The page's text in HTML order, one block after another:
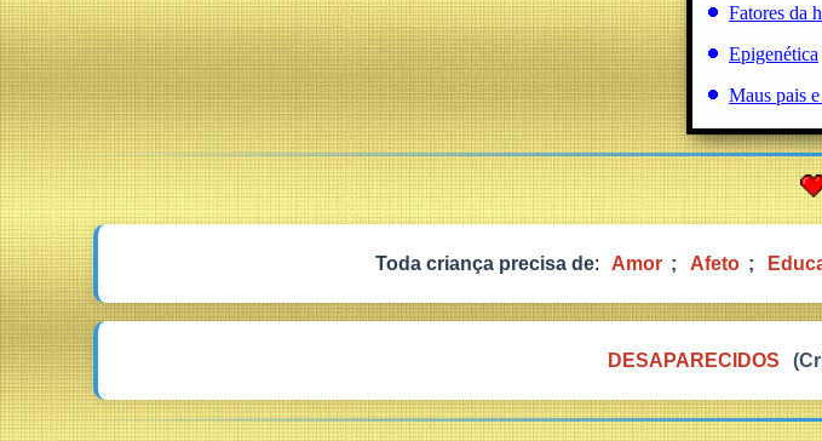
Fatores da
Epigenética
Maus pais
Toda criança precisa de: Amor ; Afeto ;
DESAPARECIDOS